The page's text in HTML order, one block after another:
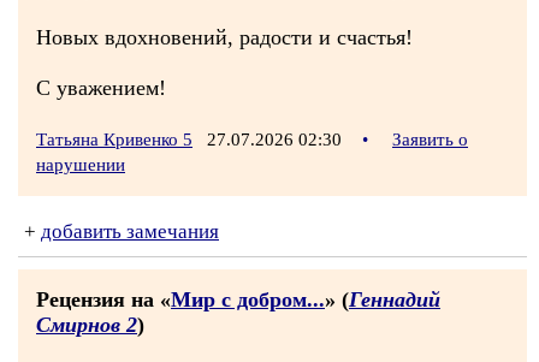
Новых вдохновений, радости и счастья!
С уважением!
Татьяна Кривенко 5 27.07.2026 02:30 •
Заявить о
нарушении
+ добавить замечания
Рецензия на «Мир с добром...» (Геннадий
Смирнов 2)